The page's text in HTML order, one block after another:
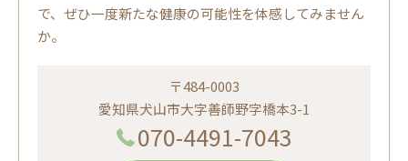
で、ぜひ一度新たな健康の可能性を体感してみません
か。
〒484-0003
愛知県犬山市大字善師野字橋本3-1
070-4491-7043